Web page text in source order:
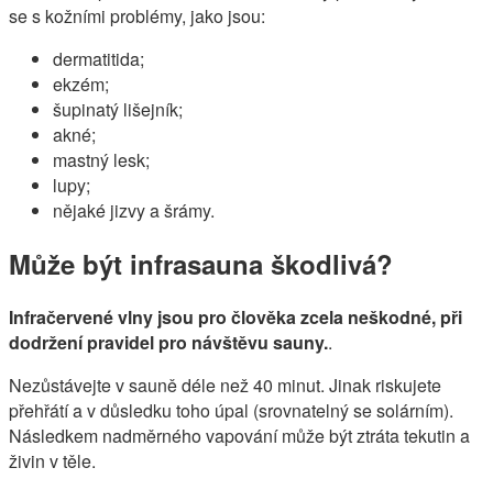
se s kožními problémy, jako jsou:
dermatitida;
ekzém;
šupinatý lišejník;
akné;
mastný lesk;
lupy;
nějaké jizvy a šrámy.
Může být infrasauna škodlivá?
Infračervené vlny jsou pro člověka zcela neškodné, při
dodržení pravidel pro návštěvu sauny..
Nezůstávejte v sauně déle než 40 minut. Jinak riskujete
přehřátí a v důsledku toho úpal (srovnatelný se solárním).
Následkem nadměrného vapování může být ztráta tekutin a
živin v těle.